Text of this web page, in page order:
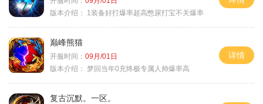
版本介绍：
1装备好打爆率超高憋尿打宝不关爆率
巅峰熊猫
开服时间： 09月/01日
版本介绍： 梦回当年0充终极专属人帅爆率高
详情
复古沉默。一区。